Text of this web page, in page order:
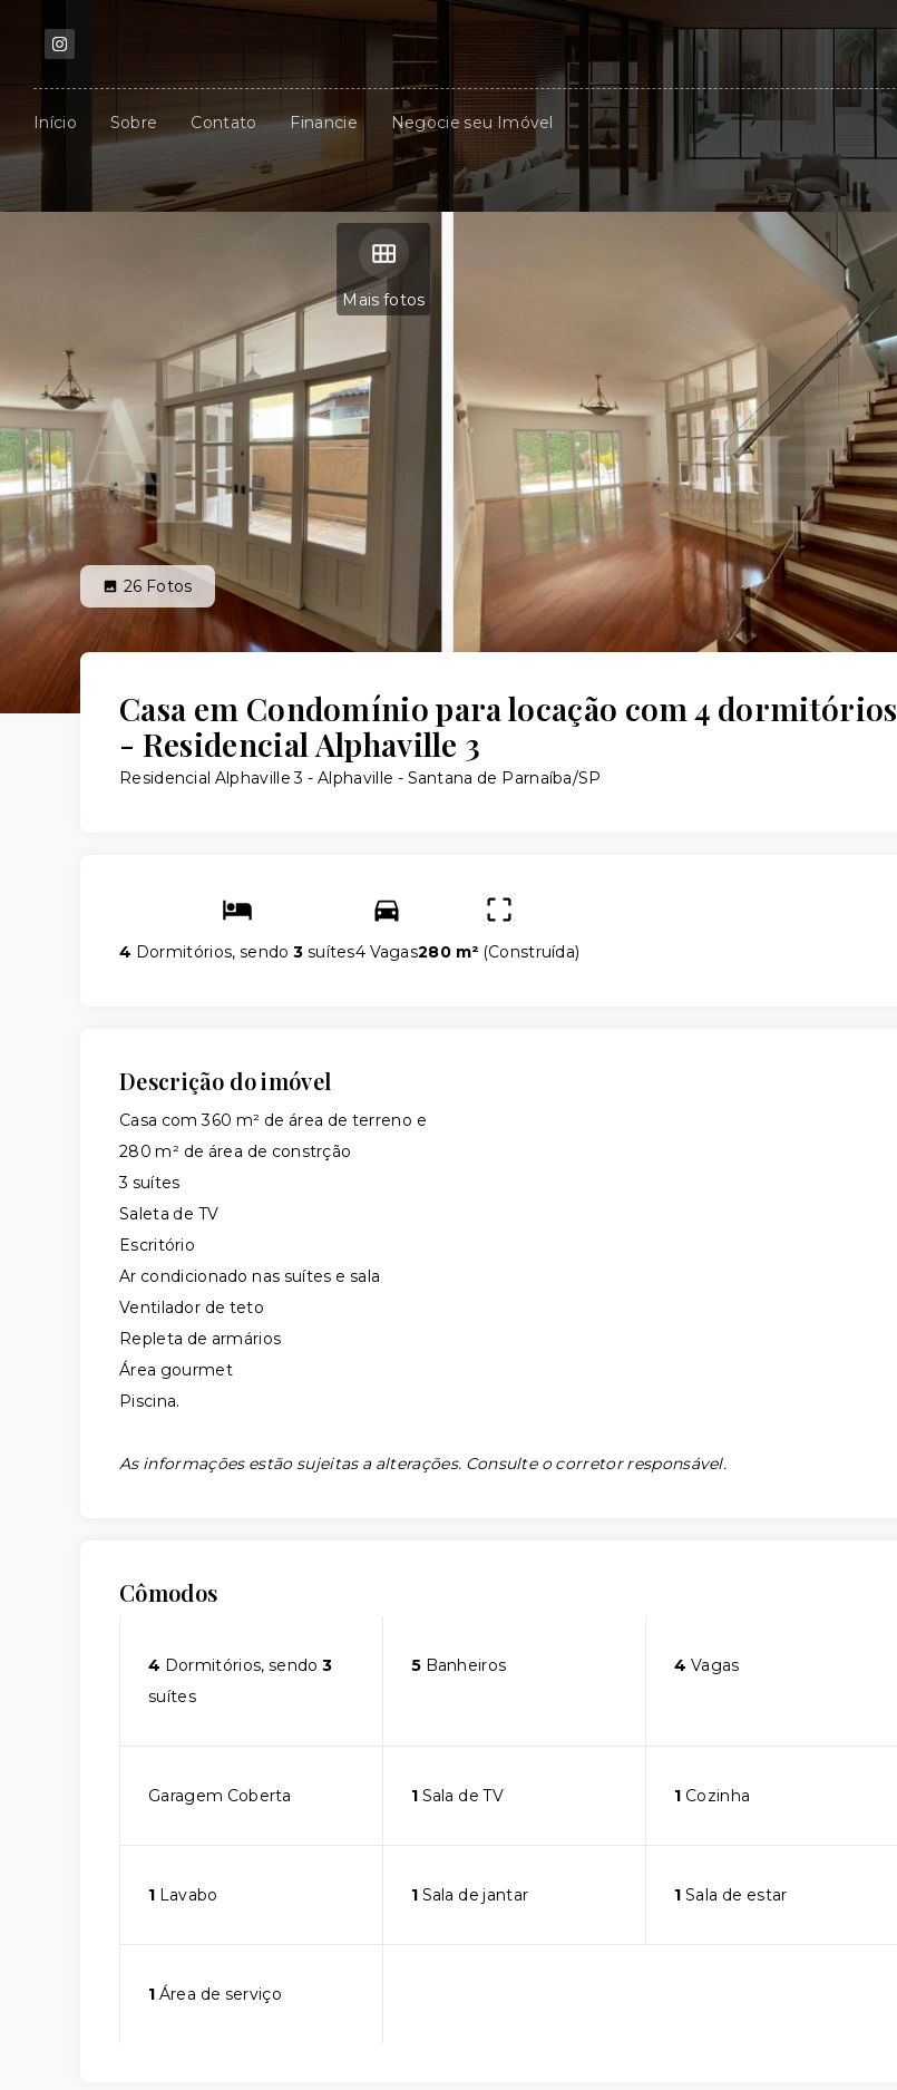
Início Sobre Contato Financie Negocie seu Imóvel
Mais fotos
26 Fotos
Casa em Condomínio para locação com 4 dormitórios
- Residencial Alphaville 3
Residencial Alphaville 3 -Alphaville - Santana de Parnaíba/SP
4 Dormitórios, sendo3 suítes4 Vagas280 m² (Construída)
Descrição do imóvel
Casa com 360 m² de área de terreno e
280 m² de área de constrção
3 suítes
Saleta de TV
Escritório
Ar condicionado nas suítes e sala
Ventilador de teto
Repleta de armários
Área gourmet
Piscina.
As informações estão sujeitas a alterações. Consulte o corretor responsável.
Cômodos
4 Dormitórios, sendo3
suítes
5Banheiros 4 Vagas
Garagem Coberta 1Sala de TV 1 Cozinha
1 Lavabo 1Sala de jantar 1 Sala de estar
1 Área de serviço